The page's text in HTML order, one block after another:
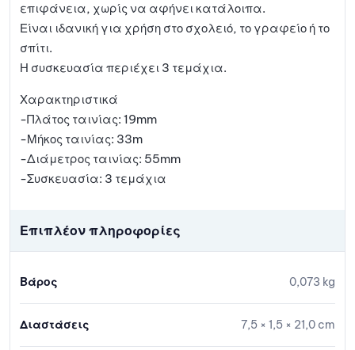
επιφάνεια, χωρίς να αφήνει κατάλοιπα.
Είναι ιδανική για χρήση στο σχολειό, το γραφείο ή το
σπίτι.
Η συσκευασία περιέχει 3 τεμάχια.
Χαρακτηριστικά
-Πλάτος ταινίας: 19mm
-Μήκος ταινίας: 33m
-Διάμετρος ταινίας: 55mm
-Συσκευασία: 3 τεμάχια
Επιπλέον πληροφορίες
Βάρος 0,073 kg
Διαστάσεις 7,5 × 1,5 × 21,0 cm